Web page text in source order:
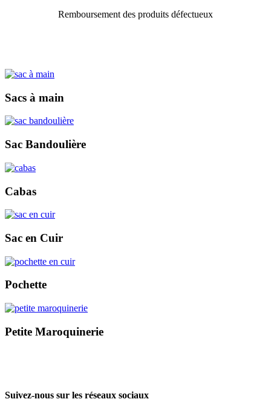
Remboursement des produits défectueux
Sacs à main
Sac Bandoulière
Cabas
Sac en Cuir
Pochette
Petite Maroquinerie
Suivez-nous sur les réseaux sociaux